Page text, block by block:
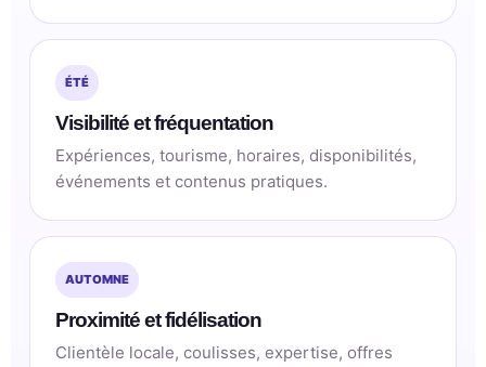
ÉTÉ
Visibilité et fréquentation
Expériences, tourisme, horaires, disponibilités,
événements et contenus pratiques.
AUTOMNE
Proximité et fidélisation
Clientèle locale, coulisses, expertise, offres